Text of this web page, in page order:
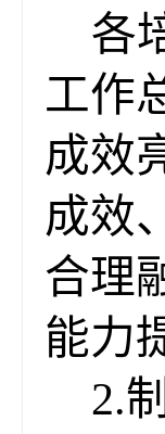
各
工作
成效
成效
合理
能力
2.